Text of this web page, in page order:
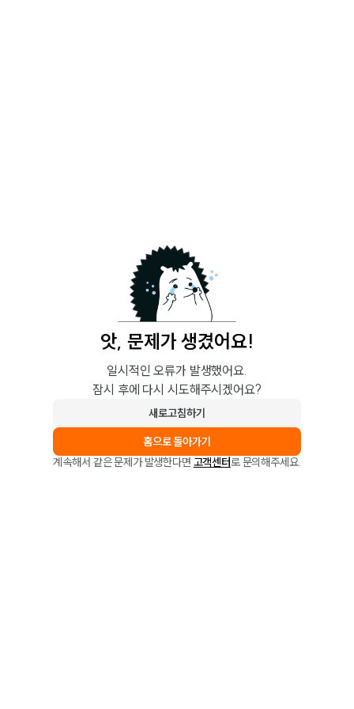
앗, 문제가 생겼어요!
일시적인 오류가 발생했어요.
잠시 후에 다시 시도해주시겠어요?
새로고침하기
홈으로 돌아가기
계속해서 같은 문제가 발생한다면 고객센터로 문의해주세요.